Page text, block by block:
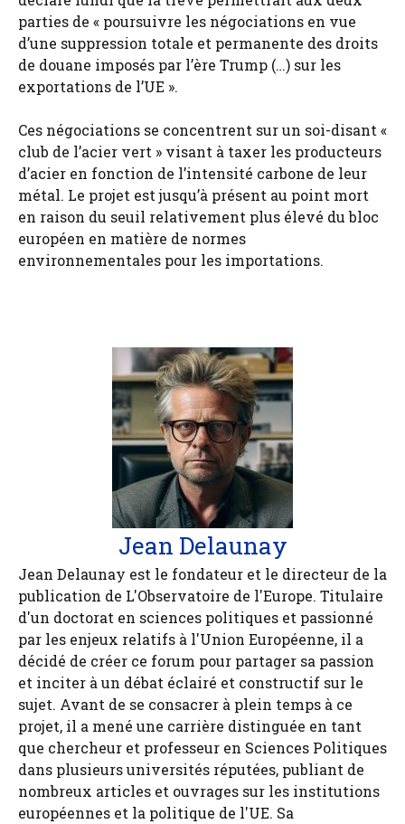
parties de « poursuivre les négociations en vue
d’une suppression totale et permanente des droits
de douane imposés par l’ère Trump (…) sur les
exportations de l’UE ».
Ces négociations se concentrent sur un soi-disant «
club de l’acier vert » visant à taxer les producteurs
d’acier en fonction de l’intensité carbone de leur
métal. Le projet est jusqu’à présent au point mort
en raison du seuil relativement plus élevé du bloc
européen en matière de normes
environnementales pour les importations.
Jean Delaunay
Jean Delaunay est le fondateur et le directeur de la
publication de L'Observatoire de l'Europe. Titulaire
d'un doctorat en sciences politiques et passionné
par les enjeux relatifs à l'Union Européenne, il a
décidé de créer ce forum pour partager sa passion
et inciter à un débat éclairé et constructif sur le
sujet. Avant de se consacrer à plein temps à ce
projet, il a mené une carrière distinguée en tant
que chercheur et professeur en Sciences Politiques
dans plusieurs universités réputées, publiant de
nombreux articles et ouvrages sur les institutions
européennes et la politique de l'UE. Sa